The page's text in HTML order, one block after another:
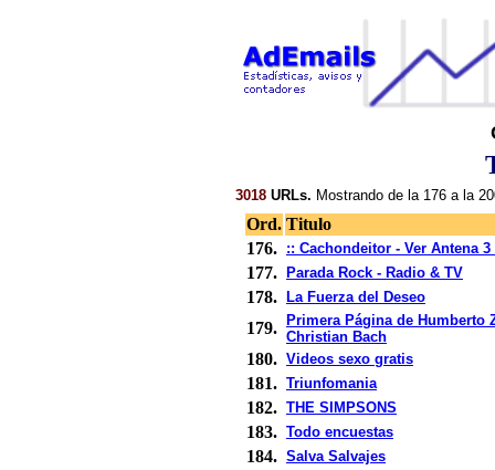
3018 URLs. Mostrando de la 176 a la
Ord. Titulo
176. :: Cachondeitor - Ver Antena 3
177. Parada Rock - Radio & TV
178. La Fuerza del Deseo
179.
Primera Página de Humberto
Christian Bach
180. Videos sexo gratis
181. Triunfomania
182. THE SIMPSONS
183. Todo encuestas
184. Salva Salvajes